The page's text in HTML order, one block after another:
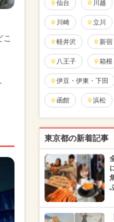
こ
仙台 川越
川崎 立川
軽井沢 新宿
八王子 箱根
伊豆・伊東・下田
函館 浜松
東京都の新着記事